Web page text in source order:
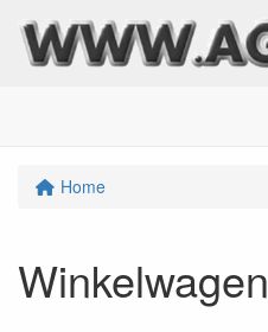
Home
Winkelwagen